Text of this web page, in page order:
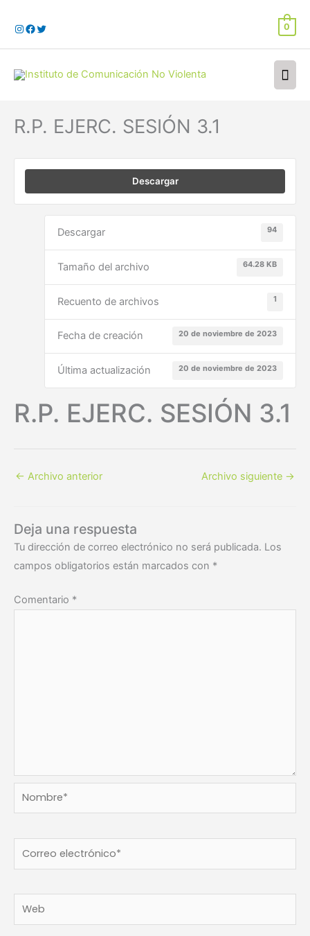
contenido
0
R.P. EJERC. SESIÓN 3.1
Descargar
Descargar 94
Tamaño del archivo 64.28 KB
Recuento de archivos 1
Fecha de creación 20 de noviembre de 2023
Última actualización 20 de noviembre de 2023
R.P. EJERC. SESIÓN 3.1
← Archivo anterior Archivo siguiente →
Deja una respuesta
Tu dirección de correo electrónico no será publicada. Los
campos obligatorios están marcados con *
Comentario *
Nombre*